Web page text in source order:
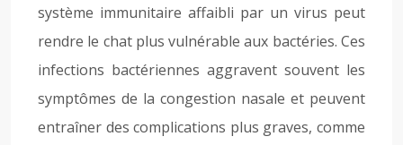
système immunitaire affaibli par un virus peut
rendre le chat plus vulnérable aux bactéries. Ces
infections bactériennes aggravent souvent les
symptômes de la congestion nasale et peuvent
entraîner des complications plus graves, comme